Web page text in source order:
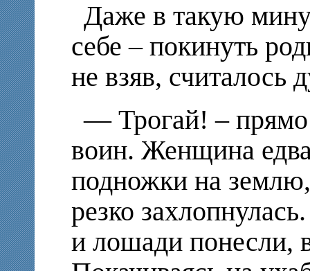
Даже в такую
себе – покинуть
не взяв, считалось
— Трогай! – прямо
воин. Женщина
подножки на
резко
и лошади понесли,